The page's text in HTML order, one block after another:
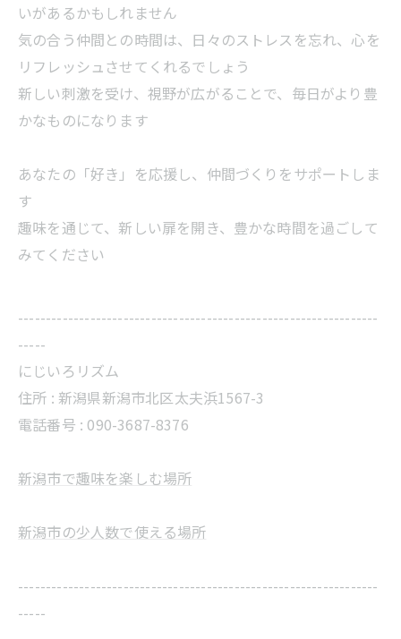
いがあるかもしれません
気の合う仲間との時間は、日々のストレスを忘れ、心を
リフレッシュさせてくれるでしょう
新しい刺激を受け、視野が広がることで、毎日がより豊
かなものになります
あなたの「好き」を応援し、仲間づくりをサポートしま
す
趣味を通じて、新しい扉を開き、豊かな時間を過ごして
みてください
-----------------------------------------------------------------
-----
にじいろリズム
住所 : 新潟県新潟市北区太夫浜1567-3
電話番号 : 090-3687-8376
新潟市で趣味を楽しむ場所
新潟市の少人数で使える場所
-----------------------------------------------------------------
-----